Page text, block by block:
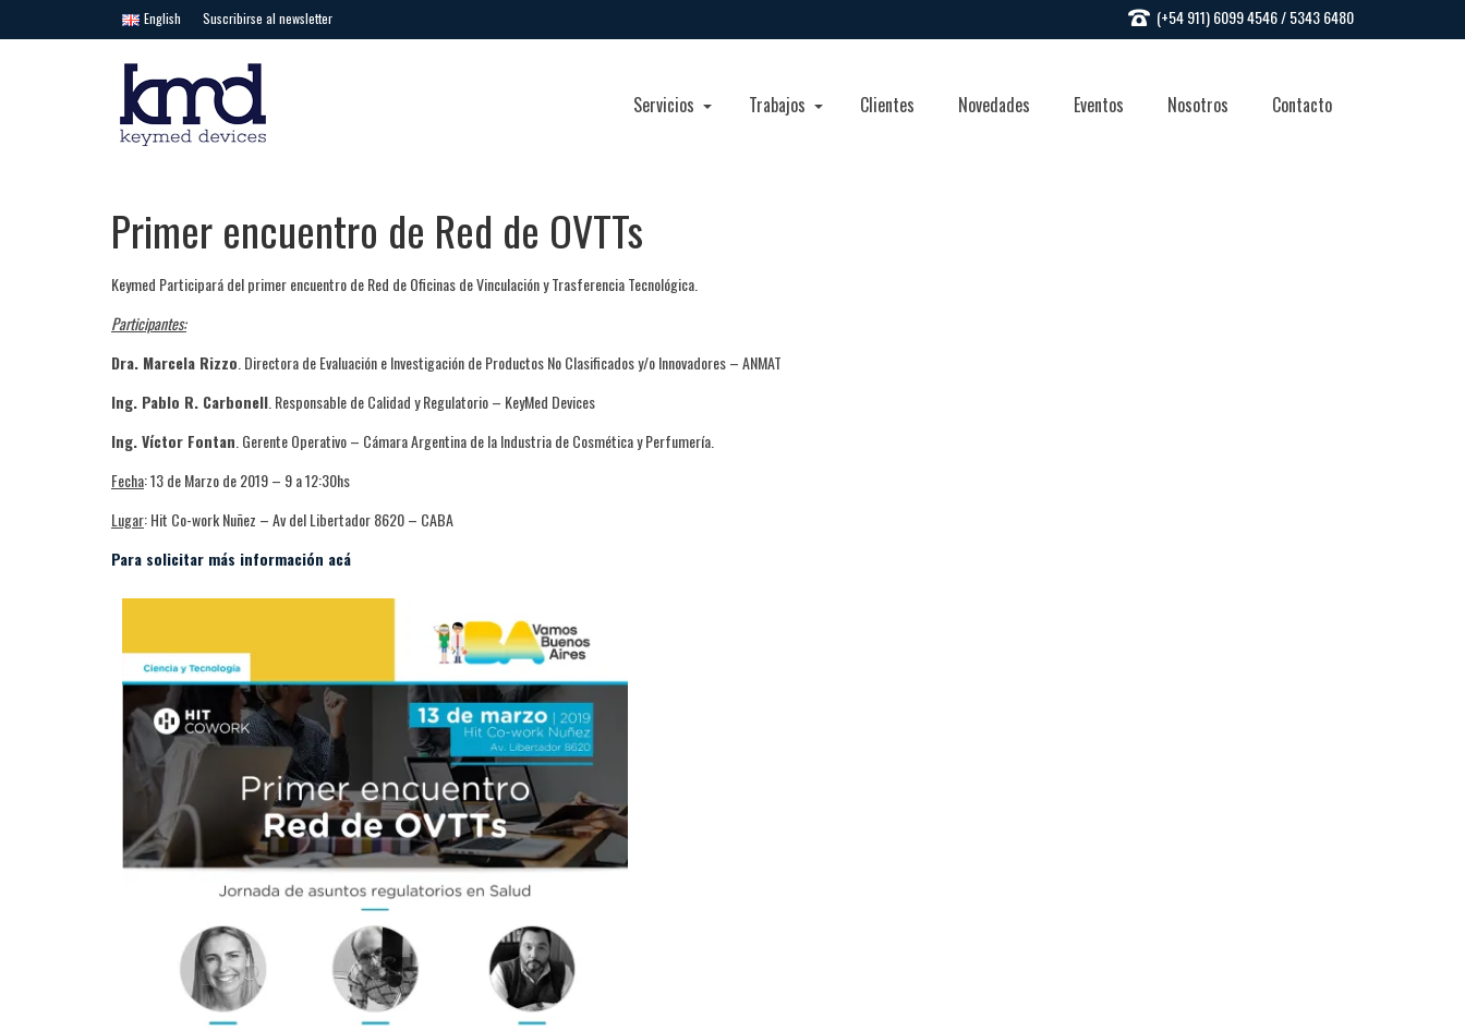
English Suscribirse al newsletter (+54 911) 6099 4546 / 5343 6480
Servicios Trabajos Clientes Novedades Eventos Nosotros Contacto
Primer encuentro de Red de OVTTs
Keymed Participará del primer encuentro de Red de Oficinas de Vinculación y Trasferencia Tecnológica.
Participantes:
Dra. Marcela Rizzo . Directora de Evaluación e Investigación de Productos No Clasificados y/o Innovadores – ANMAT
Ing. Pablo R. Carbonell . Responsable de Calidad y Regulatorio – KeyMed Devices
Ing. Víctor Fontan . Gerente Operativo – Cámara Argentina de la Industria de Cosmética y Perfumería.
Fecha: 13 de Marzo de 2019 – 9 a 12:30hs
Lugar: Hit Co-work Nuñez – Av del Libertador 8620 – CABA
Para solicitar más información acá